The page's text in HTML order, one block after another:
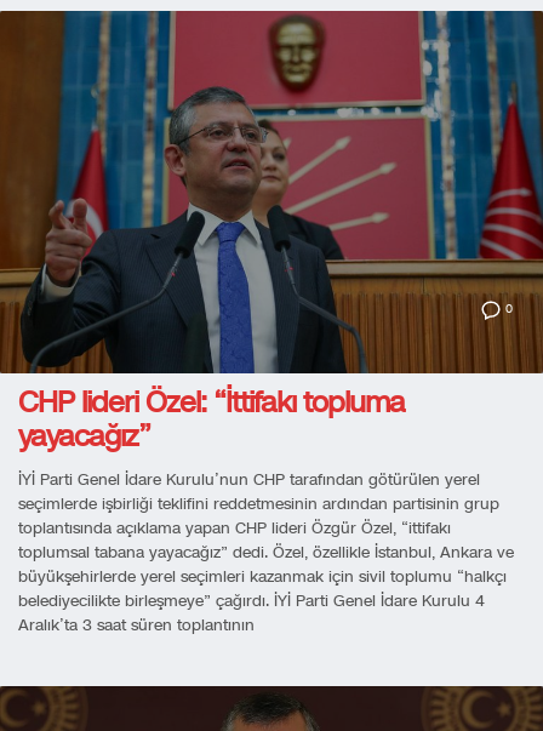
0
CHP lideri Özel: “İttifakı topluma
yayacağız”
İYİ Parti Genel İdare Kurulu’nun CHP tarafından götürülen yerel
seçimlerde işbirliği teklifini reddetmesinin ardından partisinin grup
toplantısında açıklama yapan CHP lideri Özgür Özel, “ittifakı
toplumsal tabana yayacağız” dedi. Özel, özellikle İstanbul, Ankara ve
büyükşehirlerde yerel seçimleri kazanmak için sivil toplumu “halkçı
belediyecilikte birleşmeye” çağırdı. İYİ Parti Genel İdare Kurulu 4
Aralık’ta 3 saat süren toplantının